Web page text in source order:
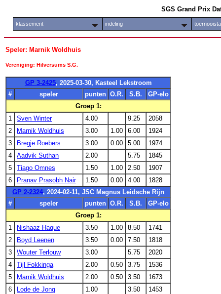
SGS Grand Prix
klassement indeling
Speler: Marnik Woldhuis
Vereniging: Hilversums S.G.
GP 3-2425, 2025-03-30, Kasteel Lekstroom
#
speler punten O.R. S.B.
GP-elo
Groep 1:
1
Sven Winter 4.00 9.25
2058
2
Marnik Woldhuis 3.00 1.00 6.00
1924
3
Bregje Roebers 3.00 0.00 5.00
1974
4
Aadvik Suthan 2.00 5.75
1845
5
Tiago Omnes 1.50 1.00 2.50
1907
6
Pranav Prasobh Nair 1.50 0.00 4.00
1828
GP 2-2324, 2024-02-11, JSC Magnus Leidsche Rijn
#
speler punten O.R. S.B.
GP-elo
Groep 1:
1
Nishaaz Haque 3.50 1.00 8.50
1741
2
Boyd Leenen 3.50 0.00 7.50
1818
3
Wouter Terlouw 3.00 5.75
2020
4
Tijl Fokkinga 2.00 0.50 3.75
1536
5
Marnik Woldhuis 2.00 0.50 3.50
1673
6
Lode de Jong 1.00 3.50
1453